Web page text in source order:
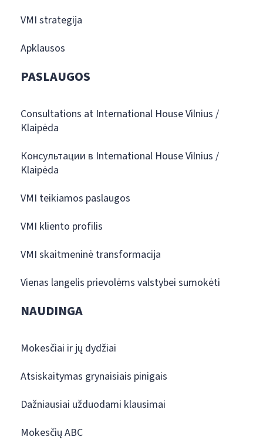
VMI strategija
Apklausos
PASLAUGOS
Consultations at International House Vilnius /
Klaipėda
Консультации в International House Vilnius /
Klaipėda
VMI teikiamos paslaugos
VMI kliento profilis
VMI skaitmeninė transformacija
Vienas langelis prievolėms valstybei sumokėti
NAUDINGA
Mokesčiai ir jų dydžiai
Atsiskaitymas grynaisiais pinigais
Dažniausiai užduodami klausimai
Mokesčių ABC